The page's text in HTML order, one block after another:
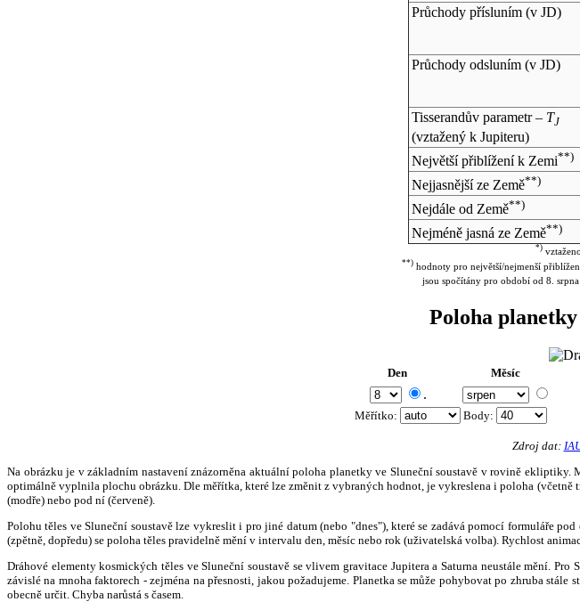
Průchody přísluním (v JD)
Průchody odsluním (v JD)
Tisserandův parametr – TJ
(vztažený k Jupiteru)
Největší přiblížení k Zemi**)
Nejjasnější ze Země**)
Nejdále od Země**)
Nejméně jasná ze Země**)
*)
**) hodnoty pro největší/nejmenší
jsou spočítány pro období od 8.
Poloha planetky
Den Měsíc
.
Měřítko: Body:
Zdroj dat:
Na obrázku je v základním nastavení znázorněna aktuální poloha planetky ve Sluneční soustavě v rovině
optimálně vyplnila plochu obrázku. Dle měřítka, které lze změnit z vybraných hodnot, je vykreslena i poloha
(modře) nebo pod ní (červeně).
Polohu těles ve Sluneční soustavě lze vykreslit i pro jiné datum (nebo "dnes"), které se zadává pomocí formuláře
(zpětně, dopředu) se poloha těles pravidelně mění v intervalu den, měsíc nebo rok (uživatelská volba). Rychlost
Dráhové elementy kosmických těles ve Sluneční soustavě se vlivem gravitace Jupitera a Saturna neustále mění.
závislé na mnoha faktorech - zejména na přesnosti, jakou požadujeme. Planetka se může pohybovat po zhruba
obecně určit. Chyba narůstá s časem.